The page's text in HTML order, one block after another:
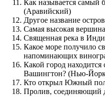
Как называется самый
(Аравийский)
Другое название
Самая высокая
Священная река в
Какое море получило
напоминающих
Какой город
Вашингтон? (Нью-
Кто открыл Южный
Пролив, соединяющий